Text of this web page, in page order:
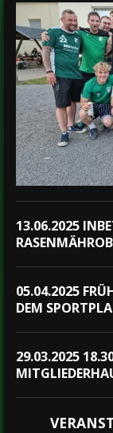
13.06.2025
05.04.2025
DEM
29.03.2025